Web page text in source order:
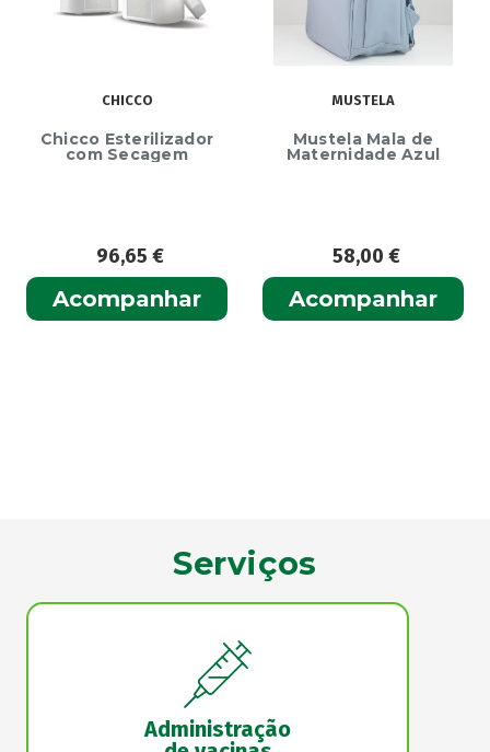
CHICCO
Chicco Esterilizador
com Secagem
96,65€
Acompanhar
MUSTELA
Mustela Mala de
Maternidade Azul
58,00€
Acompanhar
Serviços
Administração